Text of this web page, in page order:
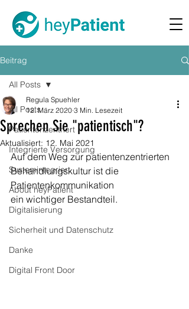
Beitrag
All Posts
Patientenzentriert
Integrierte Versorgung
Systemintegriert
About heyPatient
Digitalisierung
Sicherheit und Datenschutz
Danke
Digital Front Door
All Posts
Sprechen Sie "patientisch"?
Regula Spuehler
12. März 2020 3 Min. Lesezeit
Aktualisiert: 12. Mai 2021
Auf dem Weg zur patientenzentrierten
Behandlungskultur ist die
Patientenkommunikation
ein wichtiger Bestandteil.